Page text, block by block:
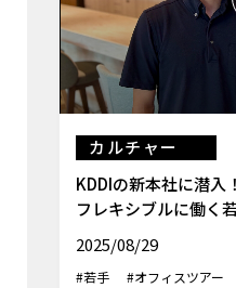
カルチャー
KDDIの新本社に潜入！
フレキシブルに働く
2025/08/29
#若手 #オフィスツアー